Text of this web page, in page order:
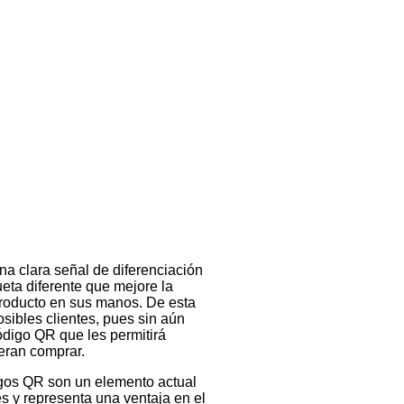
clara señal de diferenciación
diferente que mejore la
en sus manos. De esta
clientes, pues sin aún
QR que les permitirá
comprar.
QR son un elemento actual
y representa una ventaja en el